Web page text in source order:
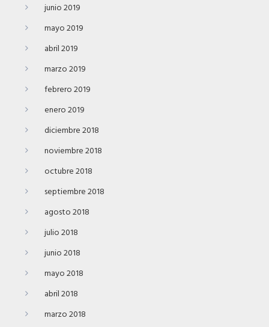
junio 2019
mayo 2019
abril 2019
marzo 2019
febrero 2019
enero 2019
diciembre 2018
noviembre 2018
octubre 2018
septiembre 2018
agosto 2018
julio 2018
junio 2018
mayo 2018
abril 2018
marzo 2018